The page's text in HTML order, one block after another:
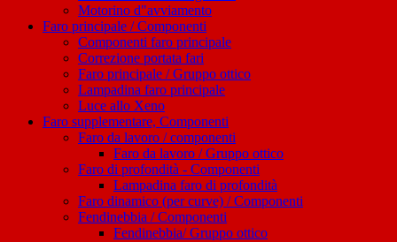
Motorino d"avviamento
Faro principale / Componenti
Componenti faro principale
Correzione portata fari
Faro principale / Gruppo ottico
Lampadina faro principale
Luce allo Xeno
Faro supplementare, Componenti
Faro da lavoro / componenti
Faro da lavoro / Gruppo ottico
Faro di profondità - Componenti
Lampadina faro di profondità
Faro dinamico (per curve) / Componenti
Fendinebbia / Componenti
Fendinebbia/ Gruppo ottico